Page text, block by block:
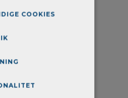
30
COOKIES